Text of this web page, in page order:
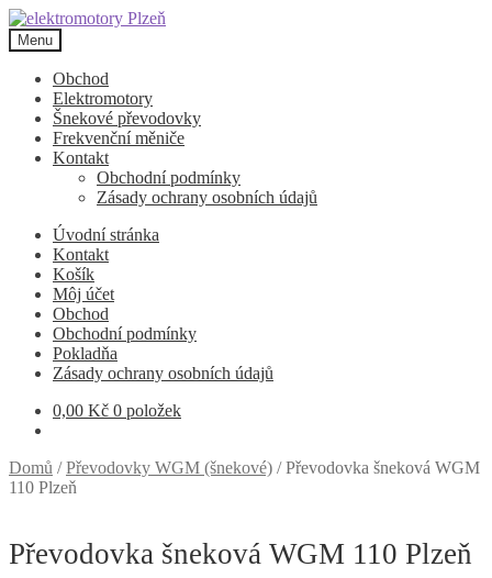
Přeskočit
na
navigaci
Přejít
k
obsahu
webu
Menu
Obchod
Elektromotory
Šnekové převodovky
Frekvenční měniče
Kontakt
Obchodní podmínky
Zásady ochrany osobních údajů
Úvodní stránka
Kontakt
Košík
Môj účet
Obchod
Obchodní podmínky
Pokladňa
Zásady ochrany osobních údajů
0,00 Kč 0 položek
Domů /Převodovky WGM (šnekové) /Převodovka šneková WGM
110 Plzeň
Převodovka šneková WGM 110 Plzeň